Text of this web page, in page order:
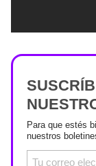
Para que estés
nuestros